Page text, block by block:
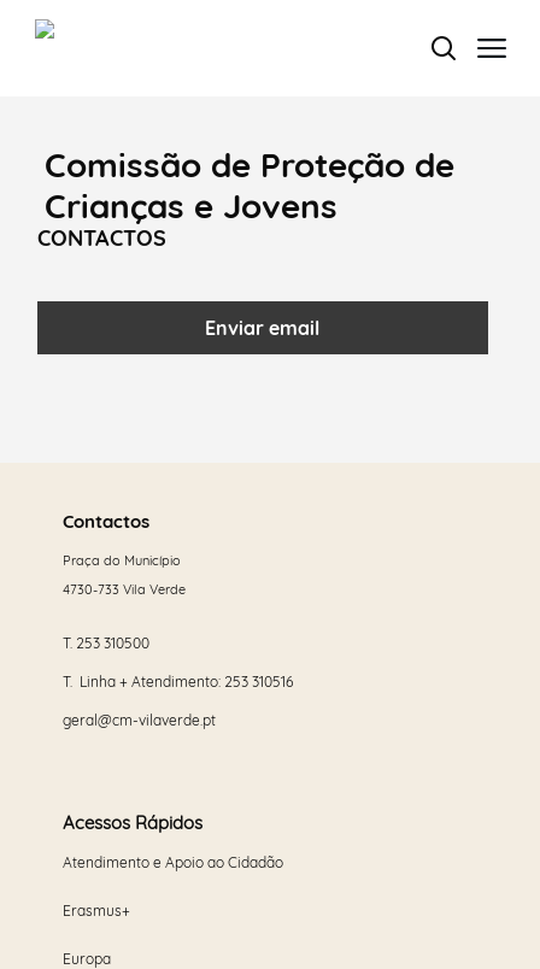
Termo de Pesquisa
Categorias gerais
Comissão de Proteção de
Crianças e Jovens
CONTACTOS
Enviar email
maisContactos
Praça do Município
4730-733 Vila Verde
T. 253 310500
T. Linha + Atendimento: 253 310516
geral@cm-vilaverde.pt
Acessos Rápidos
Atendimento e Apoio ao Cidadão
Erasmus+
Europa